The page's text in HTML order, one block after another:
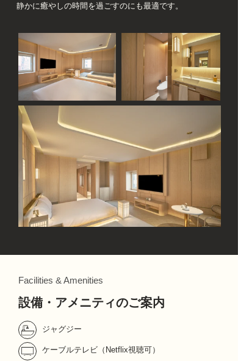
静かに癒やしの時間を過ごすのにも最適です。
Facilities & Amenities
設備・アメニティのご案内
ケーブルテレビ（Netflix視聴可）
ジャグジー